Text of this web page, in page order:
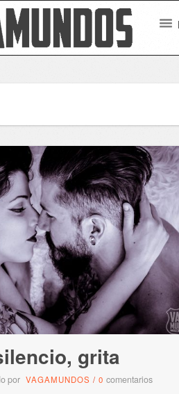
grita
por VAGAMUNDOS / 0 comentarios